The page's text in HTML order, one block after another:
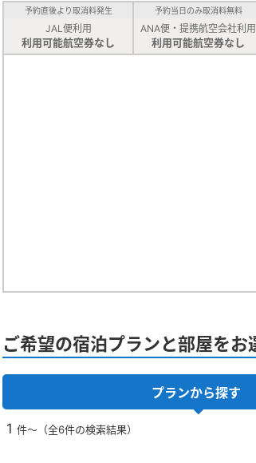
予約直後より取消料発生
JAL便利用
利用可能航空券なし
予約当日のみ取消料無料
ANA便・提携航空会社利用
利用可能航空券なし
ご希望の宿泊プランと部屋をお
プランから探す
1 件～（全6件の検索結果）